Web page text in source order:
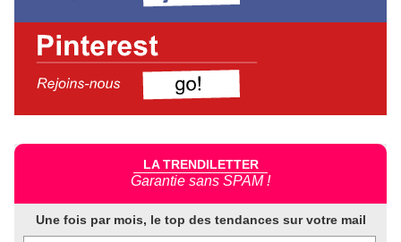
LA TRENDILETTER
Garantie sans SPAM !
Une fois par mois, le top des tendances sur votre mail